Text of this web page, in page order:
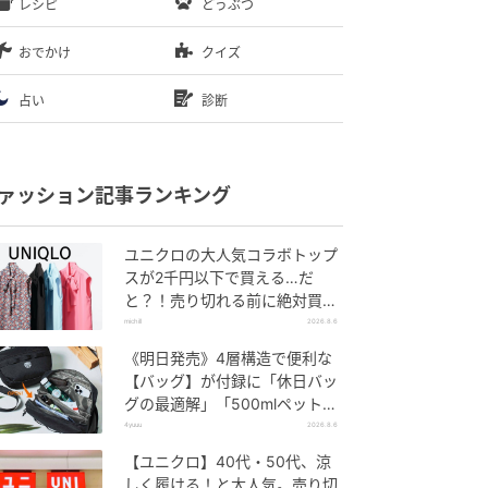
レシピ どうぶつ
おでかけ クイズ
占い 診断
ッション記事ランキング
ユニクロの大人気コラボトップ
スが2千円以下で買える…だ
と？！売り切れる前に絶対買
い！
michill 2026.8.6
《明日発売》4層構造で便利な
【バッグ】が付録に「休日バッ
グの最適解」「500mlペットボ
トルも入る」
4yuuu 2026.8.6
【ユニクロ】40代・50代、涼
しく履ける！と大人気。売り切